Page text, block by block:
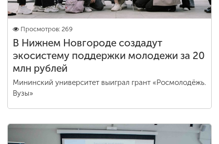
Просмотров: 269
В Нижнем Новгороде создадут
экосистему поддержки молодежи за 20
млн рублей
Мининский университет выиграл грант «Росмолодёжь.
Вузы»